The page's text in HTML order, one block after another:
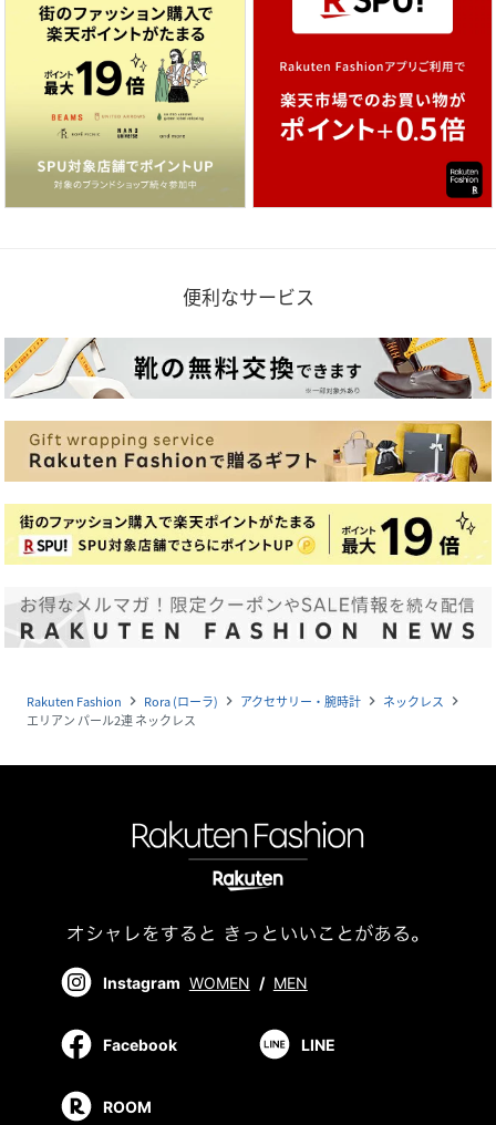
便利なサービス
Rakuten Fashion navigate_next Rora (ローラ) navigate_next アクセサリー・腕時計 navigate_next ネックレス navigate_next
エリアン パール2連 ネックレス
Instagram WOMEN / MEN
Facebook LINE
ROOM